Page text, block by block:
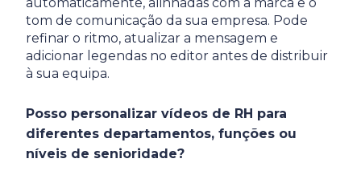
tom de comunicação da sua empresa. Pode
refinar o ritmo, atualizar a mensagem e
adicionar legendas no editor antes de distribuir
à sua equipa.
Posso personalizar vídeos de RH para
diferentes departamentos, funções ou
níveis de senioridade?